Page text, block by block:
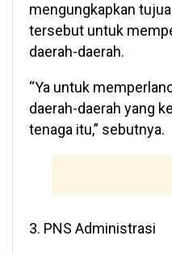
mengungkapkan
tersebut untuk
daerah-daerah.
“Ya untuk
daerah-daerah yang
tenaga itu,” sebutnya.
3. PNS Administrasi